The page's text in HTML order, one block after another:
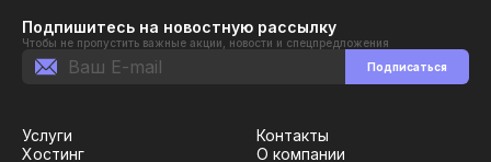
Подпишитесь на новостную рассылку
Чтобы не пропустить важные акции, новости и спецпредложения
Подписаться
Услуги
Хостинг
Контакты
О компании